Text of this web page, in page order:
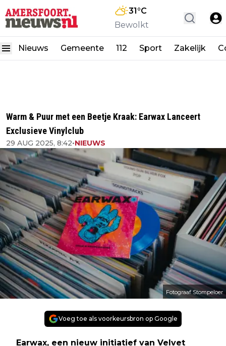
31°C
Bewolkt
Nieuws Gemeente 112 Sport Zakelijk
Warm & Puur met een Beetje Kraak: Earwax Lanceert
Exclusieve Vinylclub
29 AUG 2025, 8:42•NIEUWS
Fotograaf Stompeloer
Voeg toe als voorkeursbron op Google
Earwax, een nieuw initiatief van Velvet